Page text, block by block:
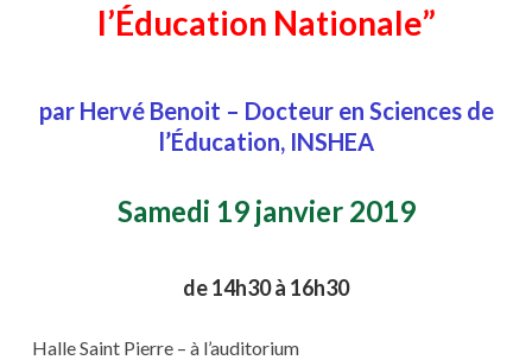
l’Éducation Nationale”
par Hervé Benoit – Docteur en Sciences de
l’Éducation, INSHEA
Samedi 19 janvier 2019
de 14h30 à 16h30
Halle Saint Pierre – à l’auditorium